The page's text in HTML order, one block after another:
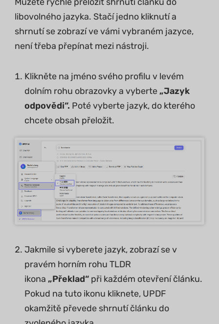
libovolného jazyka. Stačí jedno kliknutí a
shrnutí se zobrazí ve vámi vybraném jazyce,
není třeba přepínat mezi nástroji.
Klikněte na jméno svého profilu v levém
dolním rohu obrazovky a vyberte „Jazyk
odpovědi“. Poté vyberte jazyk, do kterého
chcete obsah přeložit.
Jakmile si vyberete jazyk, zobrazí se v
pravém horním rohu TLDR
ikona „Překlad“ při každém otevření článku.
Pokud na tuto ikonu kliknete, UPDF
okamžitě převede shrnutí článku do